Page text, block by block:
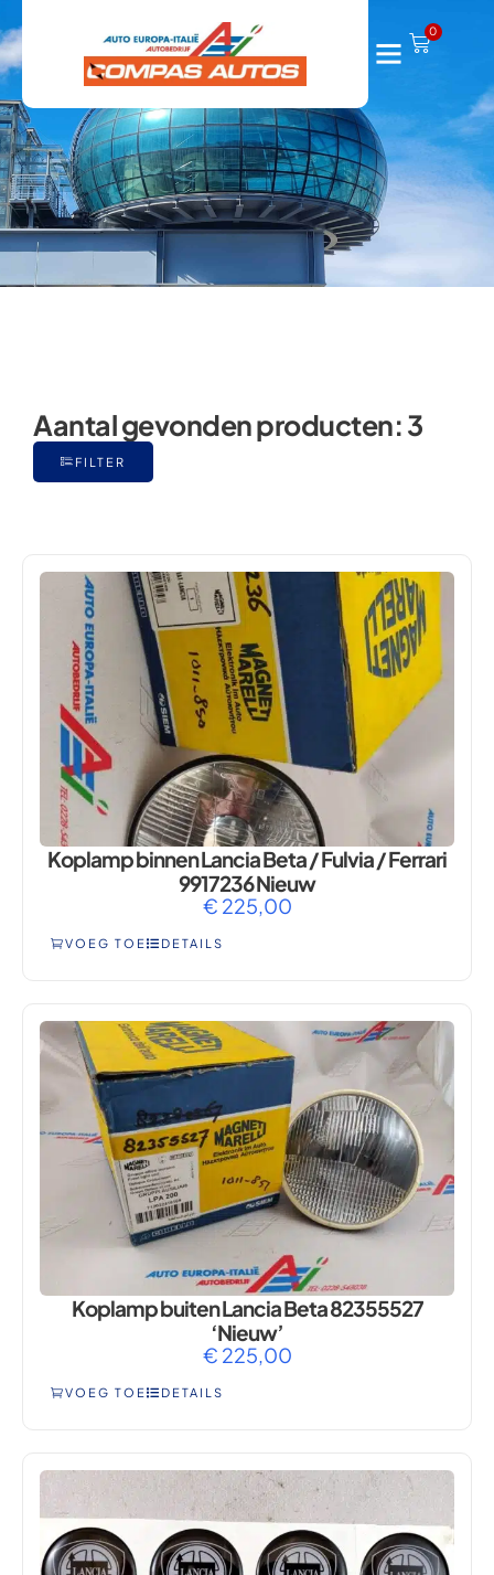
0
Aantal gevonden producten:3
FILTER
Koplamp binnen Lancia Beta / Fulvia / Ferrari
9917236 Nieuw
€ 225,00
VOEG TOE DETAILS
Koplamp buiten Lancia Beta 82355527
‘Nieuw’
€ 225,00
VOEG TOE DETAILS